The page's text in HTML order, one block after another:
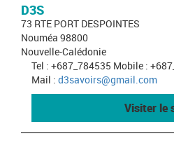
D3S
73 RTE PORT DESPOINTES
Nouméa 98800
Nouvelle-Calédonie
Tel : +687_784535 Mobile :
Mail : d3savoirs@gmail.com
Visiter le